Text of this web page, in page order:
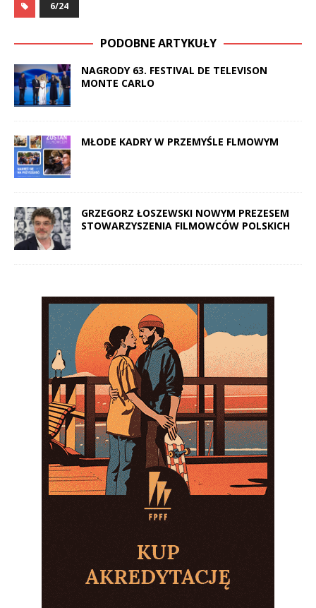
6/24
PODOBNE ARTYKUŁY
NAGRODY 63. FESTIVAL DE TELEVISON
MONTE CARLO
MŁODE KADRY W PRZEMYŚLE FLMOWYM
GRZEGORZ ŁOSZEWSKI NOWYM PREZESEM
STOWARZYSZENIA FILMOWCÓW POLSKICH